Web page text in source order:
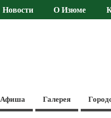
Новости О Изюме
Афиша Галерея